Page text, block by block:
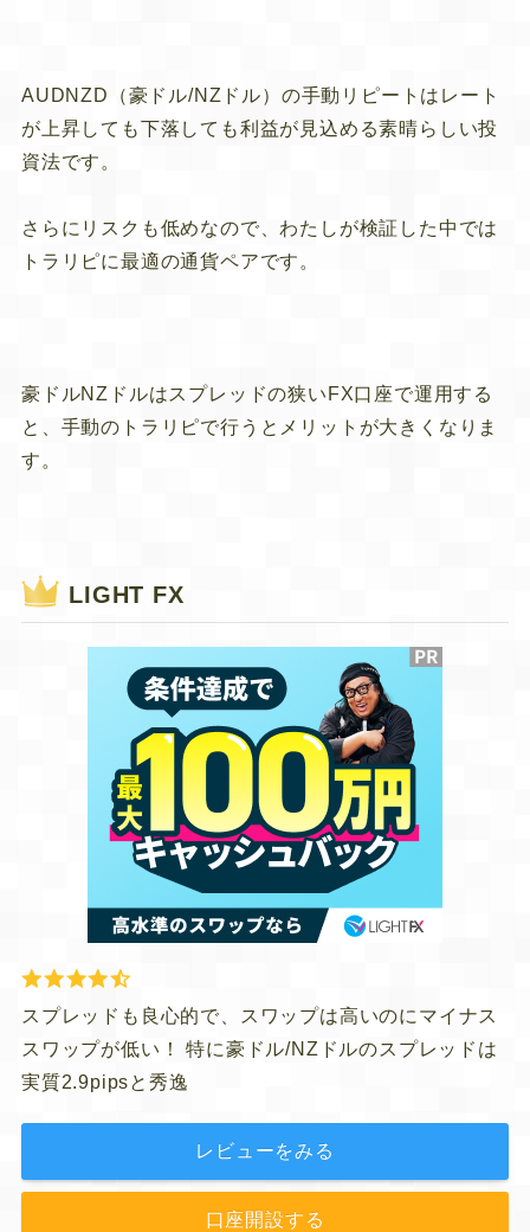
AUDNZD（豪ドル/NZドル）の手動リピートはレート
が上昇しても下落しても利益が見込める素晴らしい投
資法です。
さらにリスクも低めなので、 わたしが検証した中では
トラリピに最適の通貨ペアです。
豪ドルNZドルはスプレッドの狭いFX口座で運用する
と、手動のトラリピで行うとメリットが大きくなりま
す。
LIGHT FX
スプレッドも良心的で、スワップは高いのにマイナス
スワップが低い！ 特に豪ドル/NZドルのスプレッドは
実質2.9pipsと秀逸
レビューをみる
口座開設する